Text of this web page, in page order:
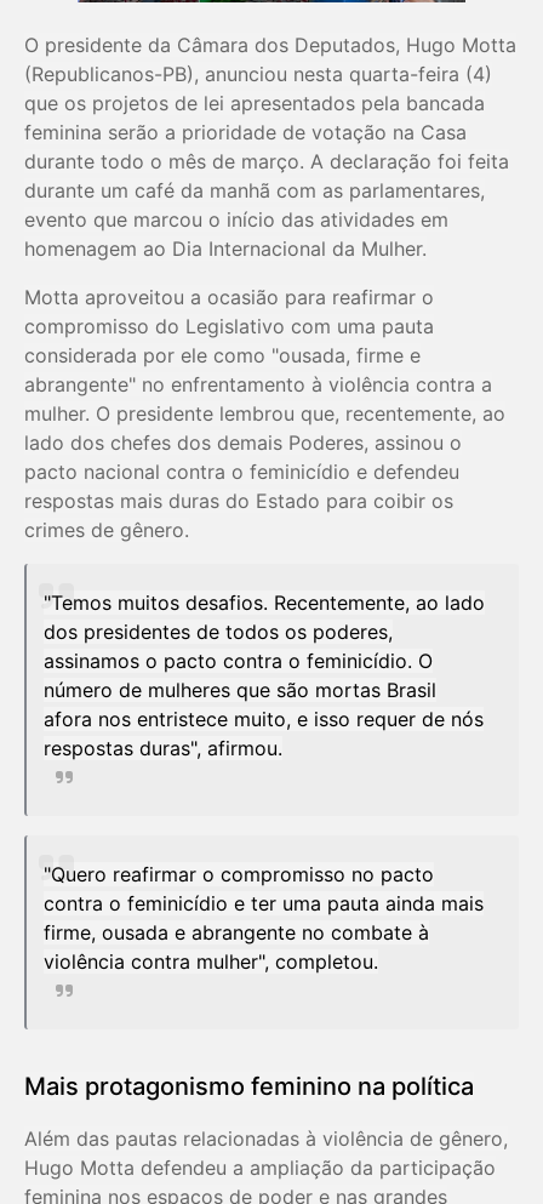
O presidente da Câmara dos Deputados, Hugo Motta
(Republicanos-PB), anunciou nesta quarta-feira (4)
que os projetos de lei apresentados pela bancada
feminina serão a prioridade de votação na Casa
durante todo o mês de março. A declaração foi feita
durante um café da manhã com as parlamentares,
evento que marcou o início das atividades em
homenagem ao Dia Internacional da Mulher.
Motta aproveitou a ocasião para reafirmar o
compromisso do Legislativo com uma pauta
considerada por ele como "ousada, firme e
abrangente" no enfrentamento à violência contra a
mulher. O presidente lembrou que, recentemente, ao
lado dos chefes dos demais Poderes, assinou o
pacto nacional contra o feminicídio e defendeu
respostas mais duras do Estado para coibir os
crimes de gênero.
"Temos muitos desafios. Recentemente, ao lado
dos presidentes de todos os poderes,
assinamos o pacto contra o feminicídio. O
número de mulheres que são mortas Brasil
afora nos entristece muito, e isso requer de nós
respostas duras", afirmou.
"Quero reafirmar o compromisso no pacto
contra o feminicídio e ter uma pauta ainda mais
firme, ousada e abrangente no combate à
violência contra mulher", completou.
Mais protagonismo feminino na política
Além das pautas relacionadas à violência de gênero,
Hugo Motta defendeu a ampliação da participação
feminina nos espaços de poder e nas grandes